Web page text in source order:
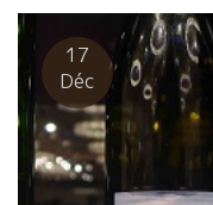
17
Déc